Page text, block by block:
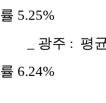
률 5.25%
_ 광주 : 평
률 6.24%